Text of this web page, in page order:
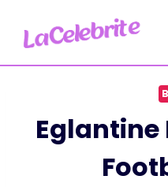
contenu
Eglantine